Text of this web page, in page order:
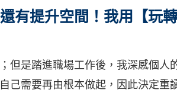
有提升空間！我用【玩
但是踏進職場工作後，我深感個人
己需要再由根本做起，因此決定重